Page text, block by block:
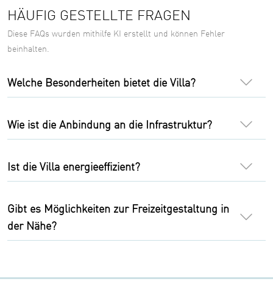
HÄUFIG GESTELLTE FRAGEN
Diese FAQs wurden mithilfe KI erstellt und können Fehler
beinhalten.
Welche Besonderheiten bietet die Villa?
Wie ist die Anbindung an die Infrastruktur?
Ist die Villa energieeffizient?
Gibt es Möglichkeiten zur Freizeitgestaltung in
der Nähe?